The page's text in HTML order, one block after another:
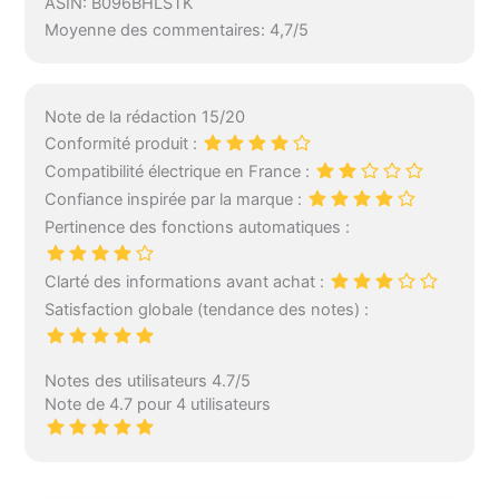
Moyenne des commentaires: 4,7/5
Note de la rédaction 15/20
Conformité produit :
Compatibilité électrique en France :
Confiance inspirée par la marque :
Pertinence des fonctions automatiques :
Clarté des informations avant achat :
Satisfaction globale (tendance des notes) :
Notes des utilisateurs 4.7/5
Note de 4.7 pour 4 utilisateurs